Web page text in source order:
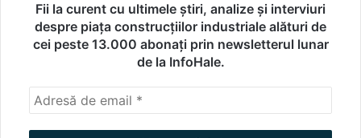
Fii la curent cu ultimele știri, analize și interviuri
despre piața construcțiilor industriale alături de
cei peste 13.000 abonați prin newsletterul lunar
de la InfoHale.